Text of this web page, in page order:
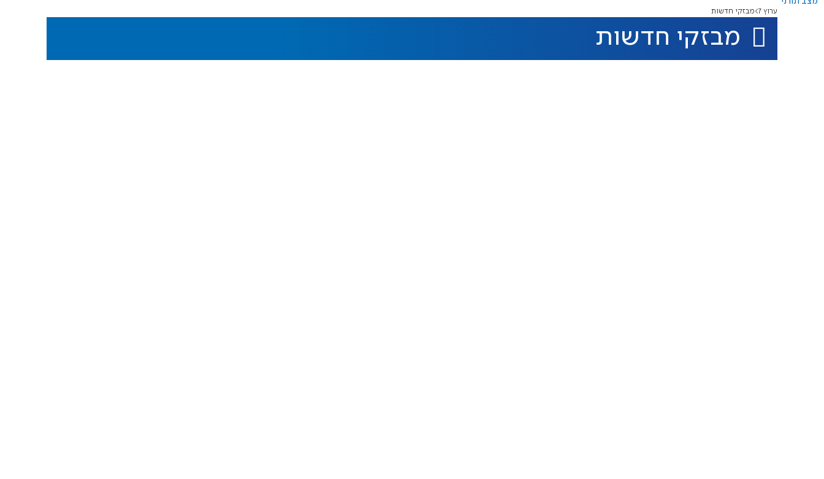
ערוץ 7 מבזקי חדשות
מבזקי חדשות